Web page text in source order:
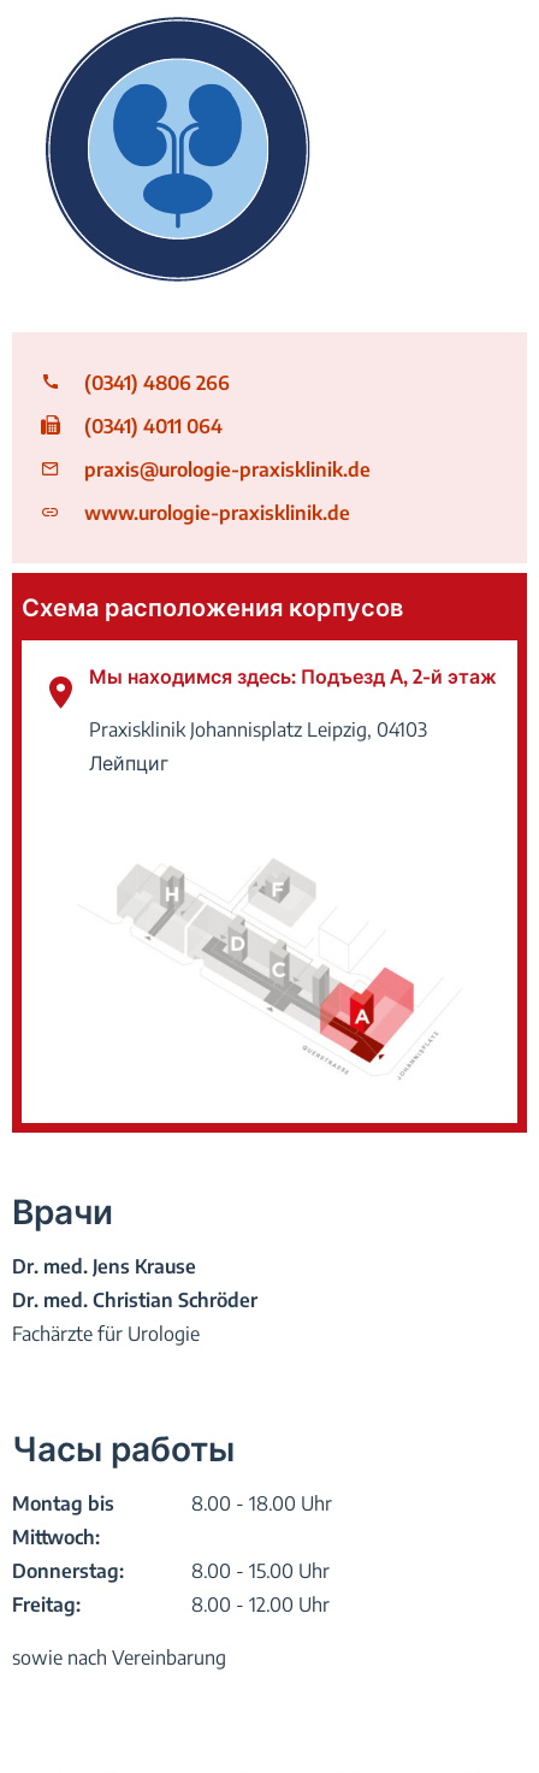
(0341) 4806 266
(0341) 4011 064
praxis@urologie-praxisklinik.de
www.urologie-praxisklinik.de
Схема расположения корпусов
Мы находимся здесь: Подъезд A, 2-й этаж
Praxisklinik Johannisplatz Leipzig, 04103
Лейпциг
Врачи
Dr. med. Jens Krause
Dr. med. Christian Schröder
Fachärzte für Urologie
Часы работы
Montag bis
Mittwoch:
8.00 - 18.00 Uhr
Donnerstag:
8.00 - 15.00 Uhr
Freitag:
8.00 - 12.00 Uhr
sowie nach Vereinbarung